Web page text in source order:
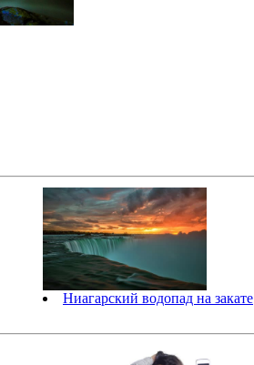
Ниагарский водопад на закате